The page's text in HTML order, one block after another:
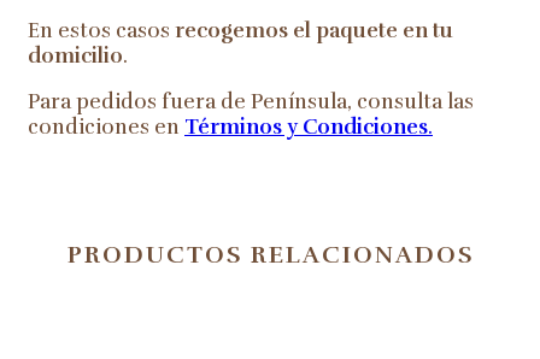
En estos casos recogemos el paquete en tu
domicilio.
Para pedidos fuera de Península, consulta las
condiciones en Términos y Condiciones.
PRODUCTOS RELACIONADOS